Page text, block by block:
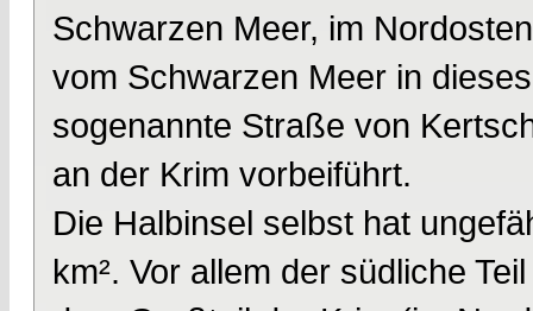
Schwarzen Meer, im
vom Schwarzen Meer in
sogenannte Straße von
an der Krim vorbeiführt.
Die Halbinsel selbst hat
km². Vor allem der südliche